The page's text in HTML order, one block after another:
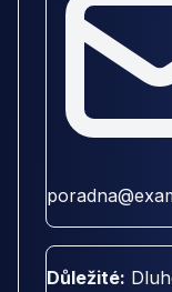
Důležité: